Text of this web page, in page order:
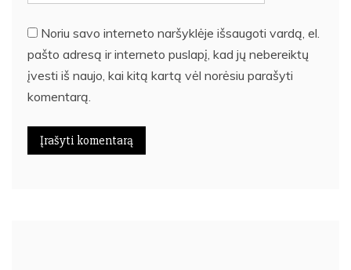
Noriu savo interneto naršyklėje išsaugoti vardą, el.
pašto adresą ir interneto puslapį, kad jų nebereiktų
įvesti iš naujo, kai kitą kartą vėl norėsiu parašyti
komentarą.